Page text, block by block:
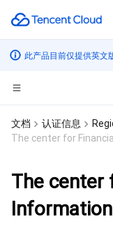
此产品目前仅提供英文
计算
云服务器
轻量应用服务器
裸金属云服务器
CDN与边缘平台
边缘安全加速平台
内容分发网络 CDN
边缘计算
边缘计算机器
高性能计算
文档 认证信息
The center for
The center